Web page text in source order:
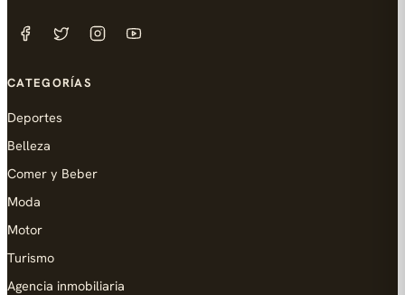
CATEGORÍAS
Deportes
Belleza
Comer y Beber
Moda
Motor
Turismo
Agencia inmobiliaria